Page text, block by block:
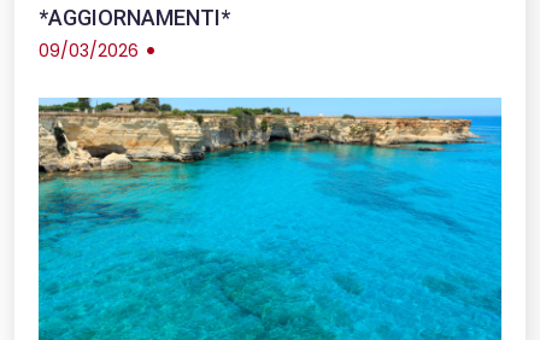
*AGGIORNAMENTI*
09/03/2026